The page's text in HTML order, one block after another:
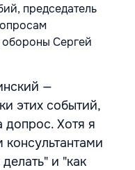
председатель
обороны Сергей
—
этих событий,
допрос. Хотя я
и "как